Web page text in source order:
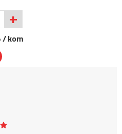
+
/ kom